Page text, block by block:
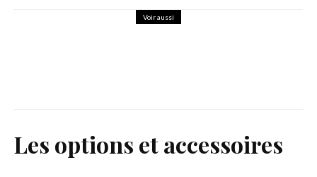
Voir aussi
Les options et accessoires